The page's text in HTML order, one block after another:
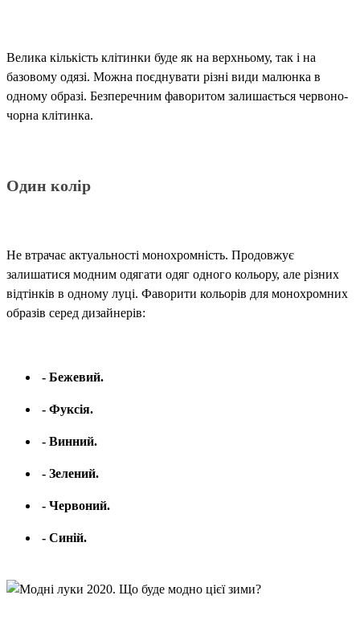
Велика кількість клітинки буде як на верхньому, так і на
базовому одязі. Можна поєднувати різні види малюнка в
одному образі. Безперечним фаворитом залишається червоно-
чорна клітинка.
Один колір
Не втрачає актуальності монохромність. Продовжує
залишатися модним одягати одяг одного кольору, але різних
відтінків в одному луці. Фаворити кольорів для монохромних
образів серед дизайнерів:
- Бежевий.
- Фуксія.
- Винний.
- Зелений.
- Червоний.
- Синій.